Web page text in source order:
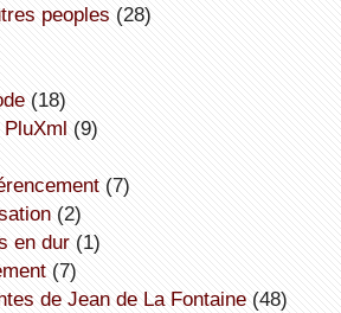
peoples (28)
(18)
PluXml (9)
(7)
(2)
en dur(1)
(7)
de Jean de La Fontaine(48)